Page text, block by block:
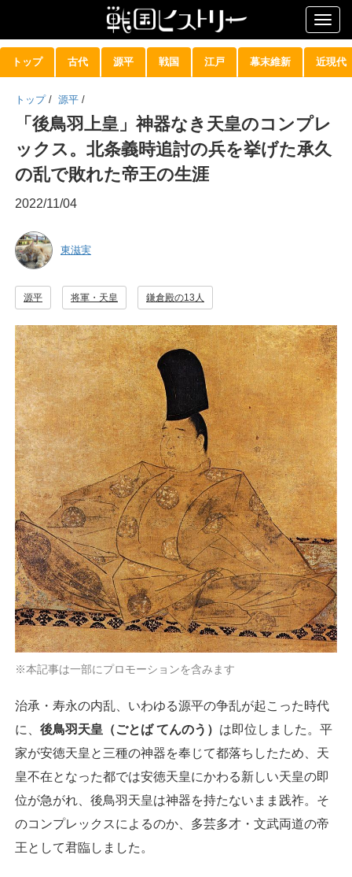
トップ 古代 源平 戦国 江戸 幕末維新 近現代
トップ / 源平 /
「後鳥羽上皇」神器なき天皇のコンプレ
ックス。北条義時追討の兵を挙げた承久
の乱で敗れた帝王の生涯
2022/11/04
東滋実
源平 将軍・天皇 鎌倉殿の13人
※本記事は一部にプロモーションを含みます
治承・寿永の内乱、いわゆる源平の争乱が起こった時代
に、 後鳥羽天皇（ごとば てんのう） は即位しました。平
家が安徳天皇と三種の神器を奉じて都落ちしたため、天
皇不在となった都では安徳天皇にかわる新しい天皇の即
位が急がれ、後鳥羽天皇は神器を持たないまま践祚。そ
のコンプレックスによるのか、多芸多才・文武両道の帝
王として君臨しました。